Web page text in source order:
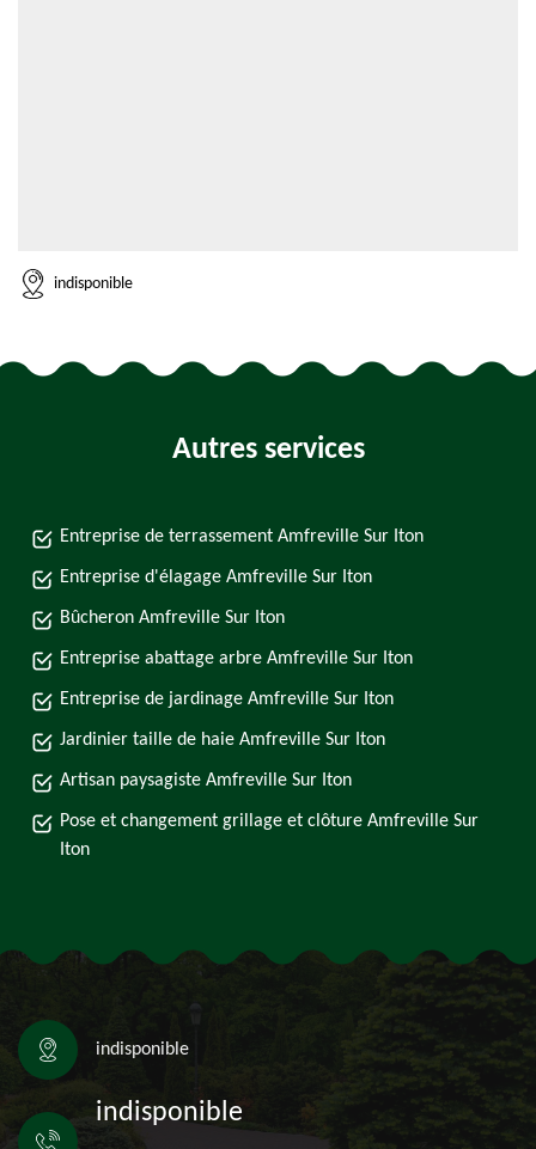
indisponible
Autres services
Entreprise de terrassement Amfreville Sur Iton
Entreprise d'élagage Amfreville Sur Iton
Bûcheron Amfreville Sur Iton
Entreprise abattage arbre Amfreville Sur Iton
Entreprise de jardinage Amfreville Sur Iton
Jardinier taille de haie Amfreville Sur Iton
Artisan paysagiste Amfreville Sur Iton
Pose et changement grillage et clôture Amfreville Sur
Iton
indisponible
indisponible